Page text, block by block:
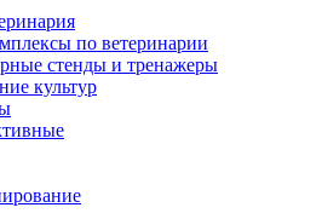
по ветеринарии
стенды и тренажеры
культур